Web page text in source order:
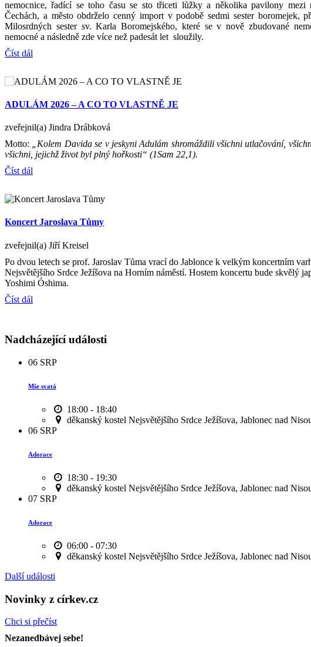
nemocnice, řadící se toho času se sto třiceti lůžky a několika pavilony mezi
Čechách, a město obdrželo cenný import v podobě sedmi sester boromejek,
Milosrdných sester sv. Karla Boromejského, které se v nově zbudované
nemocné a následně zde více než padesát let sloužily.
Číst dál
ADULÁM 2026 – A CO TO VLASTNĚ JE
zveřejnil(a) Jindra Drábková
Motto:
„Kolem Davida se v jeskyni Adulám shromáždili všichni utlačování,
všichni, jejichž život byl plný hořkosti“ (1Sam 22,1).
Číst dál
Koncert Jaroslava Tůmy
zveřejnil(a) Jiří Kreisel
Po dvou letech se prof. Jaroslav Tůma vrací do Jablonce k velkým koncertním
Nejsvětějšího Srdce Ježíšova na Horním náměstí. Hostem koncertu bude skvělý
Yoshimi Óshima.
Číst dál
Nadcházející události
06 SRP
Mše svatá
18:00 - 18:40
děkanský kostel Nejsvětějšího Srdce Ježíšova, Jablonec nad
06 SRP
Adorace
18:30 - 19:30
děkanský kostel Nejsvětějšího Srdce Ježíšova, Jablonec nad
07 SRP
Adorace
06:00 - 07:30
děkanský kostel Nejsvětějšího Srdce Ježíšova, Jablonec nad
Další události
Novinky z církev.cz
Chci si přečíst
Nezanedbávej sebe!